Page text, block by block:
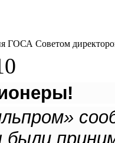
ГОСА Советом